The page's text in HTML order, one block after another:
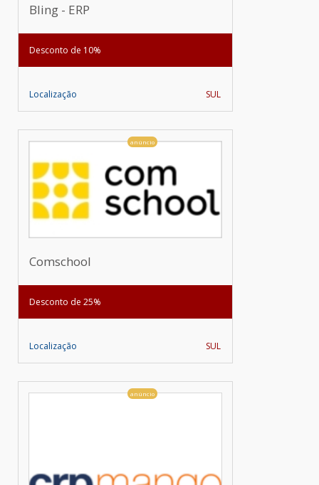
Bling - ERP
Desconto de 10%
Localização SUL
anúncio
Comschool
Desconto de 25%
Localização SUL
anúncio